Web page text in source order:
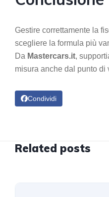
Gestire correttamente la
scegliere la formula più
Da Mastercars.it,
misura anche dal punto di
Condividi
Related posts